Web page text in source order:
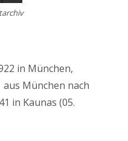
in München,
aus München nach
in Kaunas (05.